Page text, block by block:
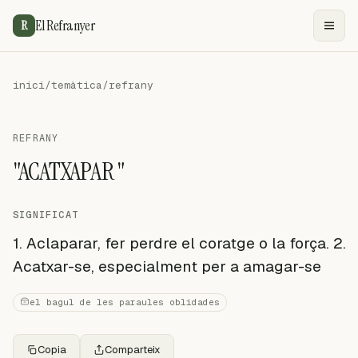
R El Refranyer
inici/temàtica/refrany
REFRANY
"ACATXAPAR "
SIGNIFICAT
1. Aclaparar, fer perdre el coratge o la força. 2.
Acatxar-se, especialment per a amagar-se
el bagul de les paraules oblidades
Copia Comparteix